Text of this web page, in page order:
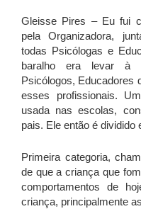
Gleisse Pires – Eu fui
pela Organizadora,
todas Psicólogas e
baralho era levar à
Psicólogos, Educadores
esses profissionais.
usada nas escolas,
pais. Ele então é
Primeira categoria,
de que a criança que
comportamentos de
criança, principalmente